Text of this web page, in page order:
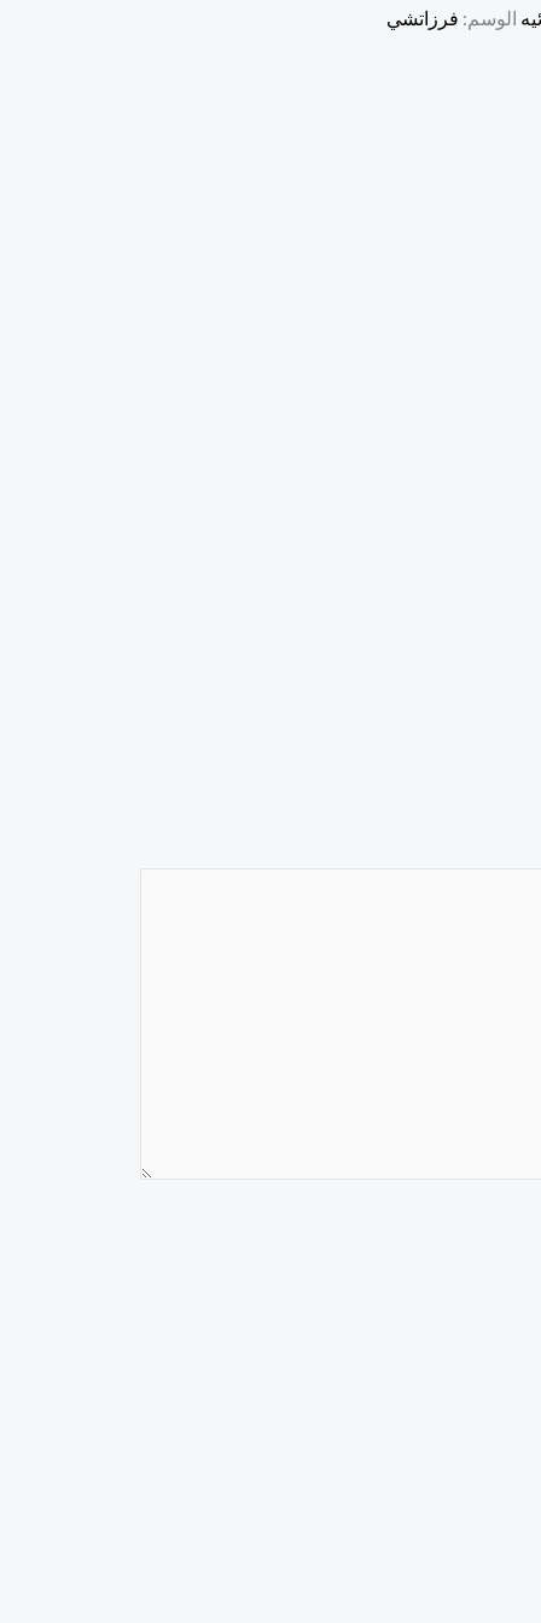
الوسم: فرزاتشي